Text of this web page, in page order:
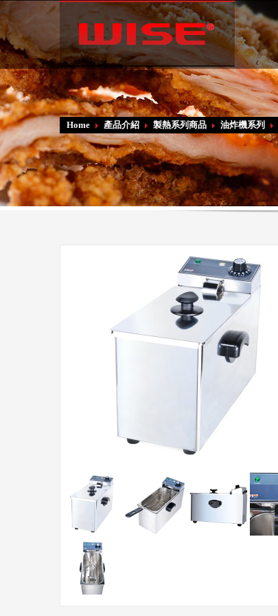
Language:
Home 產品介紹 製熱系列商品 油炸機系列